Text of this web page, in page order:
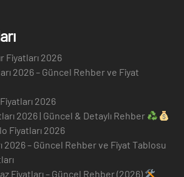
Fiyatları 2026
2026 – Güncel Rehber ve Fiyat
2026
2026 | Güncel & Detaylı Rehber
Fiyatları 2026
2026 – Güncel Rehber ve Fiyat Tablosu
Fiyatları – Güncel Rehber (2026)